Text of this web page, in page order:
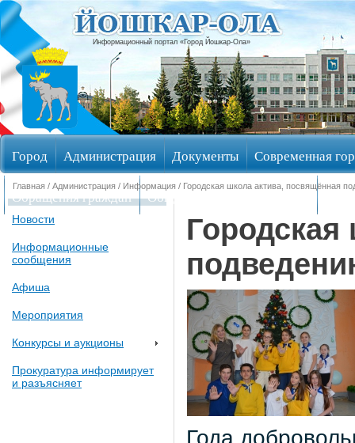
Информационный портал «Город Йошкар-Ола»
Город Администрация Документы Современная
Обращения граждан Общественные обсуждения
Главная / Администрация / Информация / Городская школа актива, посвящённая
Новости
Информационные
сообщения
Афиша
Мероприятия
Конкурсы и аукционы
Прокуратура информирует
и разъясняет
Года